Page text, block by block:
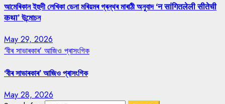
আমেৰিকান ইহুদী লেখিকা ডেনা মৰিয়মৰ গ্ৰন্থৰ মাৰাঠী অনুবাদ ‘न सांगितलेली सीतेची
कथा’ উন্মোচন
May 29, 2026
‘বীৰ সাভাৰকাৰ’ আজিও প্ৰাসংগিক
‘বীৰ সাভাৰকাৰ’ আজিও প্ৰাসংগিক
May 28, 2026